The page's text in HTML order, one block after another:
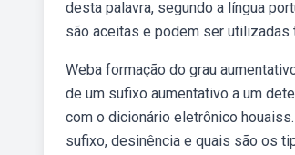
desta palavra, segundo a língua
são aceitas e podem ser utilizadas
Weba formação do grau
de um sufixo aumentativo a um
com o dicionário eletrônico
sufixo, desinência e quais são os